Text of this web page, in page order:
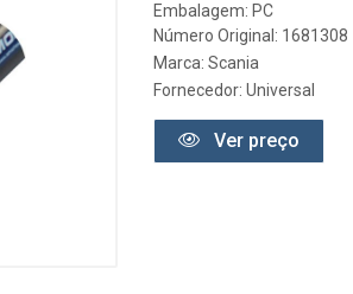
Embalagem: PC
Número Original: 1681308
Marca: Scania
Fornecedor: Universal
Ver preço